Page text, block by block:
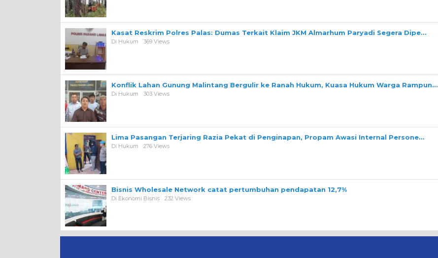
Kasat Reskrim Polres Palas: Dumas Terkait Klaim JKM Almarhum Paryadi Segera Dipe…
Di Hukum 369 Views
Konflik Lahan Gunung Malintang Bergulir ke Ranah Hukum, Kuasa Hukum Warga Rampun…
Di Hukum 303 Views
Lima Pasangan Terjaring Razia Pekat di Penginapan, Propam Awasi Internal Persone…
Di Hukum 276 Views
Bisnis Wholesale Network catat pertumbuhan pendapatan 12,7%
Di Ekonomi Bisnis 232 Views